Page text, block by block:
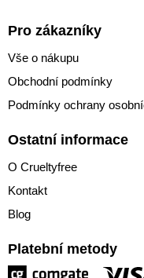
Pro zákazníky
Vše o nákupu
Obchodní podmínky
Podmínky ochrany
Ostatní informace
O Crueltyfree
Kontakt
Blog
Platební metody